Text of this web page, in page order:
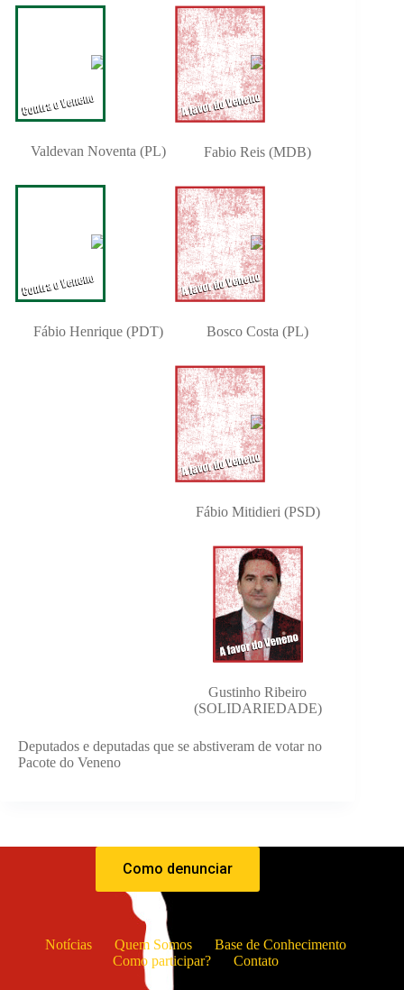
Valdevan Noventa (PL)
Fábio Henrique (PDT)
Fabio Reis (MDB)
Bosco Costa (PL)
Fábio Mitidieri (PSD)
Gustinho Ribeiro
(SOLIDARIEDADE)
Deputados e deputadas que se abstiveram de votar no
Pacote do Veneno
Como denunciar
Notícias Quem Somos
Base de Conhecimento
Como participar?
Contato